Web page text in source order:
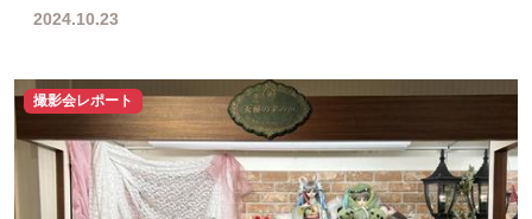
2024.10.23
撮影会レポート